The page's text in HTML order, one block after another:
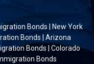
Bonds
New York
Bonds
Arizona
Bonds
Colorado
Bonds